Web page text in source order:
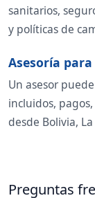
sanitarios,
y políticas de
Asesoría
Un asesor
incluidos,
desde Bolivia,
Preguntas